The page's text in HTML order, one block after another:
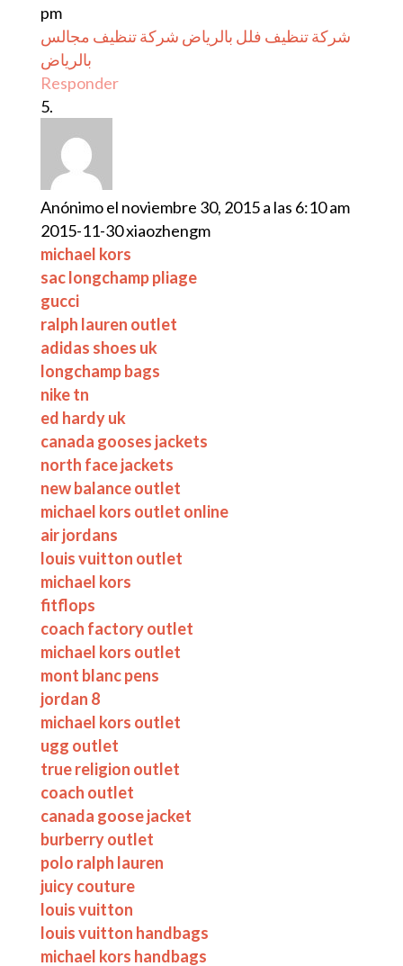
pm
شركة تنظيف فلل بالرياض شركة تنظيف مجالس
بالرياض
Responder
Anónimoel noviembre 30, 2015 a las 6:10 am
2015-11-30 xiaozhengm
michael kors
sac longchamp pliage
gucci
ralph lauren outlet
adidas shoes uk
longchamp bags
nike tn
ed hardy uk
canada gooses jackets
north face jackets
new balance outlet
michael kors outlet online
air jordans
louis vuitton outlet
michael kors
fitflops
coach factory outlet
michael kors outlet
mont blanc pens
jordan 8
michael kors outlet
ugg outlet
true religion outlet
coach outlet
canada goose jacket
burberry outlet
polo ralph lauren
juicy couture
louis vuitton
louis vuitton handbags
michael kors handbags